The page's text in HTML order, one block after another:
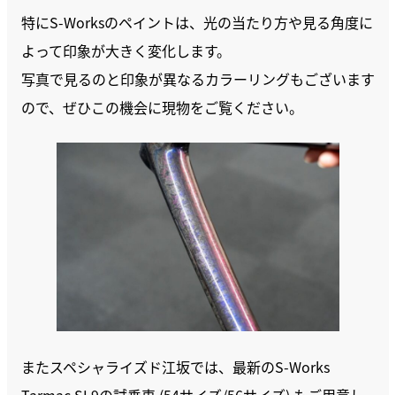
特にS-Worksのペイントは、光の当たり方や見る角度に
よって印象が大きく変化します。
写真で見るのと印象が異なるカラーリングもございます
ので、ぜひこの機会に現物をご覧ください。
またスペシャライズド江坂では、最新のS-Works